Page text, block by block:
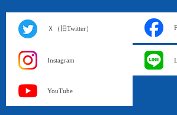
Ｘ（旧Twitter）
Instagram
YouTube